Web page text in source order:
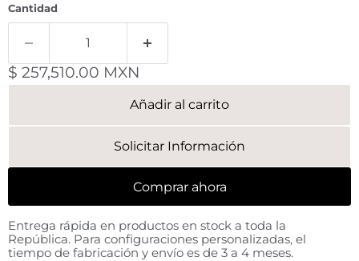
Cantidad
Precio actual
$ 257,510.00 MXN
Añadir al carrito
Solicitar Información
Comprar ahora
Entrega rápida en productos en stock a toda la
República. Para configuraciones personalizadas, el
tiempo de fabricación y envío es de 3 a 4 meses.